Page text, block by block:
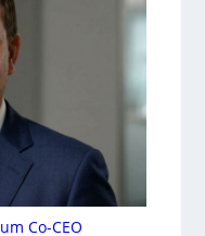
Co-CEO